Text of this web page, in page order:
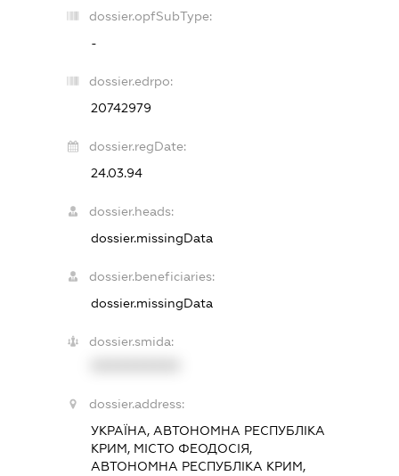
dossier.opfSubType:
-
dossier.edrpo:
20742979
dossier.regDate:
24.03.94
dossier.heads:
dossier.missingData
dossier.beneficiaries:
dossier.missingData
dossier.smida:
dossier.address:
УКРАЇНА, АВТОНОМНА РЕСПУБЛІКА
КРИМ, МІСТО ФЕОДОСІЯ,
АВТОНОМНА РЕСПУБЛІКА КРИМ,